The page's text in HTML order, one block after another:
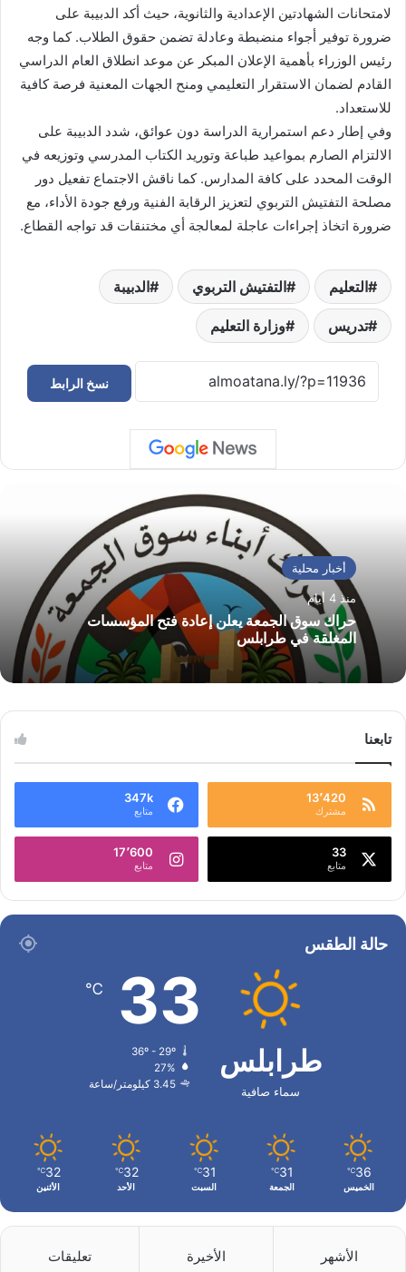
لامتحانات الشهادتين الإعدادية والثانوية، حيث أكد الدبيبة على
ضرورة توفير أجواء منضبطة وعادلة تضمن حقوق الطلاب. كما وجه
رئيس الوزراء بأهمية الإعلان المبكر عن موعد انطلاق العام الدراسي
القادم لضمان الاستقرار التعليمي ومنح الجهات المعنية فرصة كافية
للاستعداد.
وفي إطار دعم استمرارية الدراسة دون عوائق، شدد الدبيبة على
الالتزام الصارم بمواعيد طباعة وتوريد الكتاب المدرسي وتوزيعه في
الوقت المحدد على كافة المدارس. كما ناقش الاجتماع تفعيل دور
مصلحة التفتيش التربوي لتعزيز الرقابة الفنية ورفع جودة الأداء، مع
ضرورة اتخاذ إجراءات عاجلة لمعالجة أي مختنقات قد تواجه القطاع.
التعليم التفتيش التربوي الدبيبة
تدريس وزارة التعليم
نسخ الرابط
أخبار محلية
منذ 4 أيام
حراك سوق الجمعة يعلن إعادة فتح المؤسسات
المغلقة في طرابلس
تابعنا
13٬420
مشترك
347k
متابع
33
متابع
17٬600
متابع
حالة الطقس
طرابلس
سماء صافية
33
℃
36º - 29º
27%
3.45 كيلومتر/ساعة
36
℃
الخميس
31
℃
الجمعة
31
℃
السبت
32
℃
الأحد
32
℃
الأثنين
الأشهر الأخيرة تعليقات